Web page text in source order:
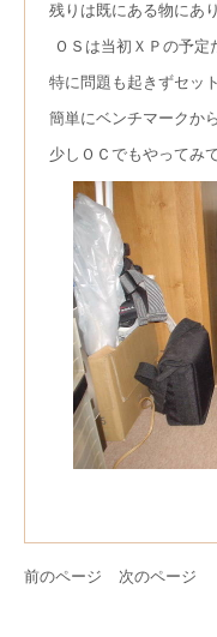
残りは既にある物にあ
ＯＳは当初ＸＰの予定
特に問題も起きずセッ
簡単にベンチマークか
少しＯＣでもやってみ
前のページ
次のページ